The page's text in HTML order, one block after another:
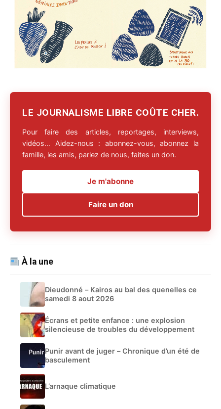
LE JOURNALISME LIBRE COÛTE CHER.
Pour faire des articles, reportages, interviews,
vidéos… Aidez-nous : abonnez-vous, abonnez la
famille, les amis, parlez de nous, faites un don.
Je m'abonne
Faire un don
À la une
Dieudonné – Kairos au bal des quenelles ce
samedi 8 aout 2026
Écrans et petite enfance : une explosion
silencieuse de troubles du développement
Punir avant de juger – Chronique d’un été de
basculement
L’arnaque climatique